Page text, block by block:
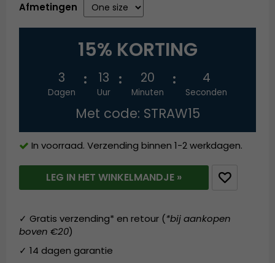
Afmetingen
15% KORTING
3
Dagen
13
Uur
20
Minuten
3
Seconden
Met code: STRAW15
In voorraad. Verzending binnen 1-2 werkdagen.
LEG IN HET WINKELMANDJE »
✓ Gratis verzending* en retour (*bij aankopen
boven €20)
✓ 14 dagen garantie